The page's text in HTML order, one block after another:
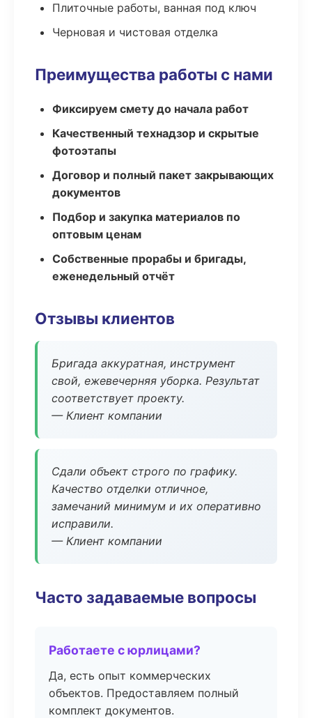
Плиточные работы, ванная под ключ
Черновая и чистовая отделка
Преимущества работы с нами
Фиксируем смету до начала работ
Качественный технадзор и скрытые
фотоэтапы
Договор и полный пакет закрывающих
документов
Подбор и закупка материалов по
оптовым ценам
Собственные прорабы и бригады,
еженедельный отчёт
Отзывы клиентов
Бригада аккуратная, инструмент
свой, ежевечерняя уборка. Результат
соответствует проекту.
— Клиент компании
Сдали объект строго по графику.
Качество отделки отличное,
замечаний минимум и их оперативно
исправили.
— Клиент компании
Часто задаваемые вопросы
Работаете с юрлицами?
Да, есть опыт коммерческих
объектов. Предоставляем полный
комплект документов.